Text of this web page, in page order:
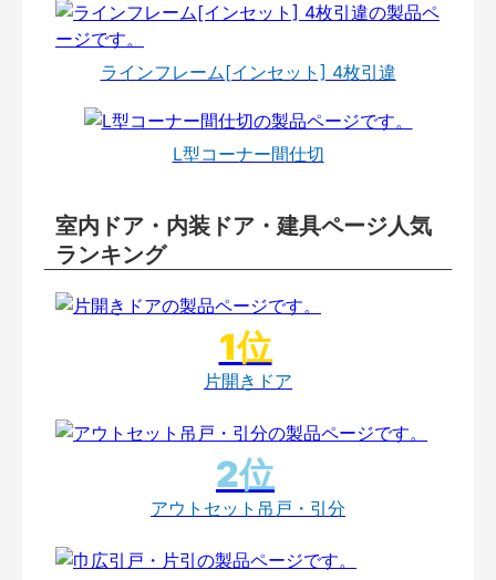
ラインフレーム[インセット] 4枚引違
L型コーナー間仕切
室内ドア・内装ドア・建具ページ人気
ランキング
片開きドア
アウトセット吊戸・引分